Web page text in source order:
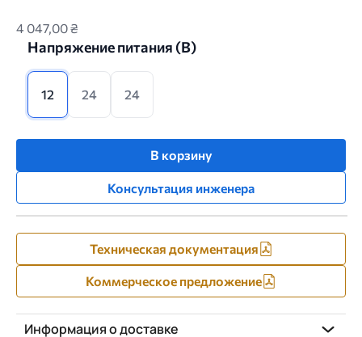
4 047,00 ₴
Напряжение питания (B)
12 24 24
В корзину
Консультация инженера
Техническая документация
Коммерческое предложение
Информация о доставке